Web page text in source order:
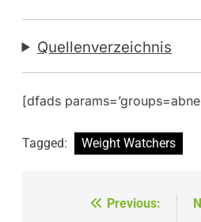
Quellenverzeichnis
[dfads
Tagged: Weight Watchers
Previous: